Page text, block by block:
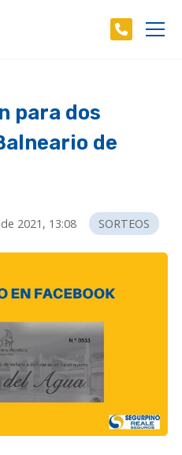
para dos
de
2021, 13:08 SORTEOS